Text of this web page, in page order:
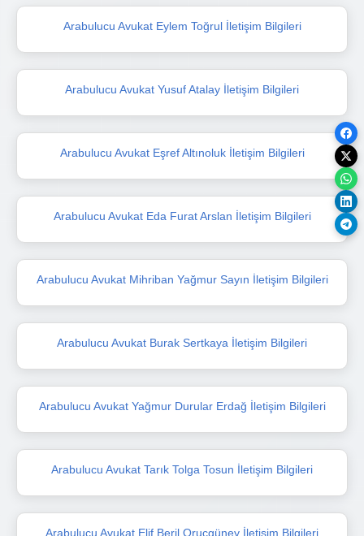
Arabulucu Avukat Eylem Toğrul İletişim Bilgileri
Arabulucu Avukat Yusuf Atalay İletişim Bilgileri
Arabulucu Avukat Eşref Altınoluk İletişim Bilgileri
Arabulucu Avukat Eda Furat Arslan İletişim Bilgileri
Arabulucu Avukat Mihriban Yağmur Sayın İletişim Bilgileri
Arabulucu Avukat Burak Sertkaya İletişim Bilgileri
Arabulucu Avukat Yağmur Durular Erdağ İletişim Bilgileri
Arabulucu Avukat Tarık Tolga Tosun İletişim Bilgileri
Arabulucu Avukat Elif Beril Oruçgüney İletişim Bilgileri